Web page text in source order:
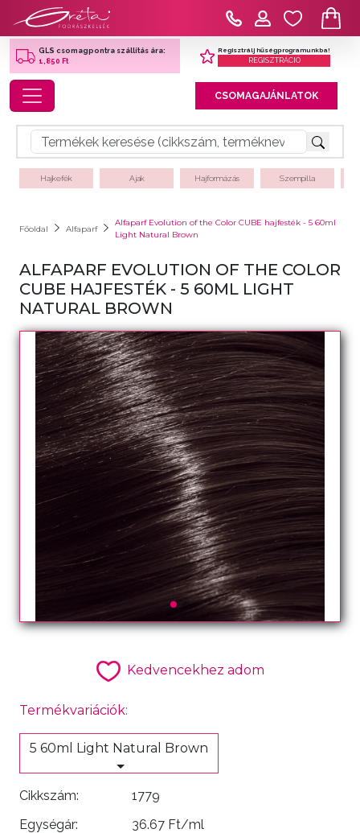
GLS csomagpontra szállítás ára:
1,850 Ft
Regisztrálj hűségprogramunkba!
REGISZTRÁCIÓ
Toggle navigation CSOMAGAJÁNLATOK
Hajkefék Ajak Hajformázás Szempilla
Főoldal Alfaparf
Alfaparf Evolution of the Color CUBE hajfesték - 5 60ml
Light Natural Brown
ALFAPARF EVOLUTION OF THE COLOR
CUBE HAJFESTÉK - 5 60ML LIGHT
NATURAL BROWN
Kedvencekhez adom
Termékvariációk:
5 60ml Light Natural Brown
Cikkszám:
1779
Egységár:
36.67 Ft/ml